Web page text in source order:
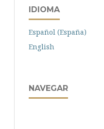
IDIOMA
Español (España)
English
NAVEGAR